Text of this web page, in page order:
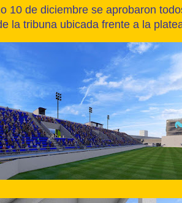
10 de diciembre se aprobaron
la tribuna ubicada frente a la